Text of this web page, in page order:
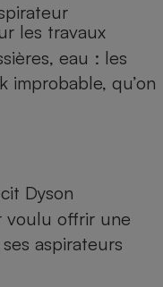
les travaux
eau : les
improbable, qu’on
Dyson
voulu offrir une
aspirateurs